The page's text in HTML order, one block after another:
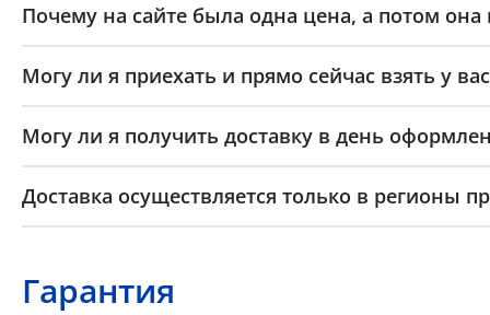
Почему на сайте была одна цена, а потом она
Могу ли я приехать и прямо сейчас взять у
Могу ли я получить доставку в день
Доставка осуществляется только в регионы
Гарантия